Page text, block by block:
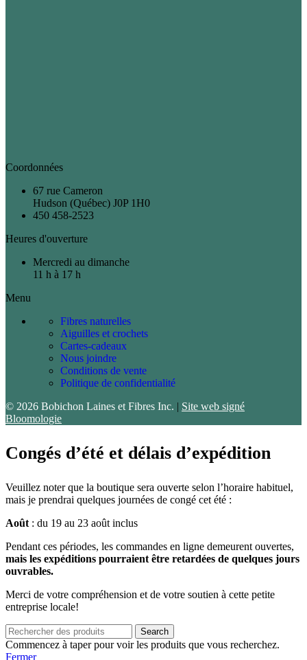
Coordonnées
67 rue Cameron
Hudson (Québec) J0P 1H0
450 458-2523
Heures d'ouverture
Mercredi au dimanche
11 h à 17 h
Menu
Fibres naturelles
Aiguilles et crochets
Cartes-cadeaux
Nous joindre
Conditions de vente
Politique de confidentialité
© 2026 Bobichon Laines et Fibres Inc. | Site web signé
Bloomologie
Congés d’été et délais d’expédition
Veuillez noter que la boutique sera ouverte selon l’horaire habituel,
mais je prendrai quelques journées de congé cet été :
Août : du 19 au 23 août inclus
Pendant ces périodes, les commandes en ligne demeurent ouvertes,
mais les expéditions pourraient être retardées de quelques jours
ouvrables.
Merci de votre compréhension et de votre soutien à cette petite
entreprise locale!
Search
Commencez à taper pour voir les produits que vous recherchez.
Fermer